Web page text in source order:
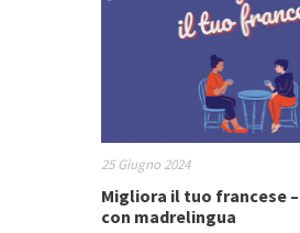
25 Giugno 2024
Migliora il tuo francese
con madrelingua